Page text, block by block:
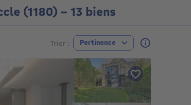
(1180) - 13 biens
Trier : Pertinence